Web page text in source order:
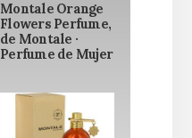
Montale Orange
Flowers Perfume,
de Montale ·
Perfume de Mujer